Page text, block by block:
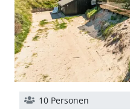
10 Personen